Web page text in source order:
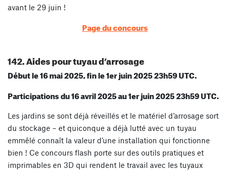
avant le 29 juin !
Page du concours
142. Aides pour tuyau d’arrosage
Début le 16 mai 2025, fin le 1er juin 2025 23h59 UTC.
Participations du 16 avril 2025 au 1er juin 2025 23h59 UTC.
Les jardins se sont déjà réveillés et le matériel d’arrosage sort
du stockage – et quiconque a déjà lutté avec un tuyau
emmêlé connaît la valeur d’une installation qui fonctionne
bien ! Ce concours flash porte sur des outils pratiques et
imprimables en 3D qui rendent le travail avec les tuyaux